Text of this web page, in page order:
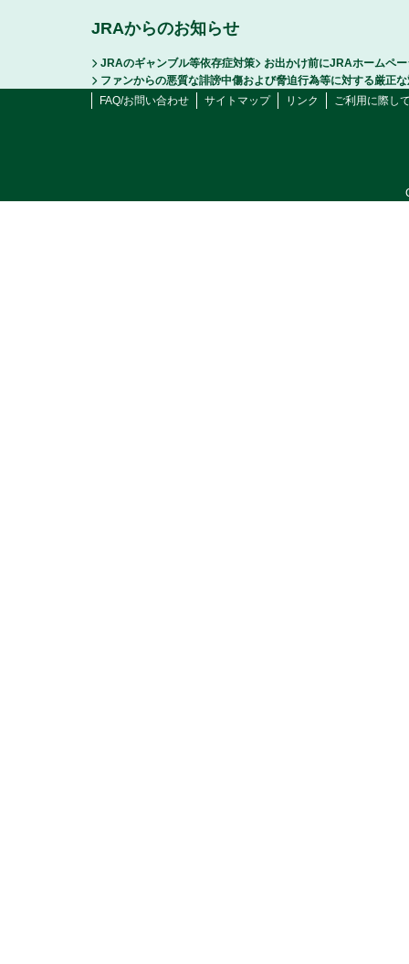
JRAからのお知らせ
JRAのギャンブル等依存症対策
お出かけ前にJRAホームペ
ファンからの悪質な誹謗中傷および脅迫行為等に対する厳正
FAQ/お問い合わせ
サイトマップ リンク ご利用に際し